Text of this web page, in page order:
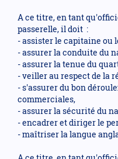
A ce titre, en tant
passerelle, il doit :
- assister le capitaine ou
- assurer la conduite du
- assurer la tenue du
- veiller au respect de la
- s'assurer du bon
commerciales,
- assurer la sécurité du
- encadrer et diriger le
- maîtriser la langue